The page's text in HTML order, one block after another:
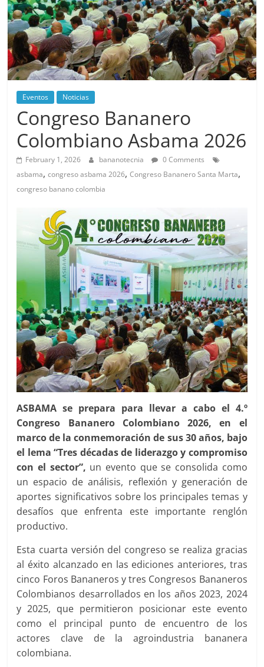
Eventos Noticias
Congreso Bananero
Colombiano Asbama 2026
February 1, 2026 bananotecnia
0 Comments
asbama,congreso asbama 2026,Congreso Bananero Santa Marta,
congreso banano colombia
ASBAMA se prepara para llevar a cabo el 4.º
Congreso Bananero Colombiano 2026, en el
marco de la conmemoración de sus 30 años, bajo
el lema “Tres décadas de liderazgo y compromiso
con el sector”, un evento que se consolida como
un espacio de análisis, reflexión y generación de
aportes significativos sobre los principales temas y
desafíos que enfrenta este importante renglón
productivo.
Esta cuarta versión del congreso se realiza gracias
al éxito alcanzado en las ediciones anteriores, tras
cinco Foros Bananeros y tres Congresos Bananeros
Colombianos desarrollados en los años 2023, 2024
y 2025, que permitieron posicionar este evento
como el principal punto de encuentro de los
actores clave de la agroindustria bananera
colombiana.